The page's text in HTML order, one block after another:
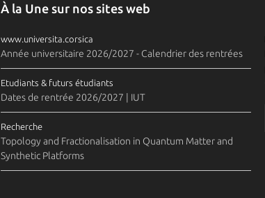
À la Une sur nos sites web
www.universita.corsica
Année universitaire 2026/2027 - Calendrier des rentrées
Etudiants & futurs étudiants
Dates de rentrée 2026/2027 | IUT
Recherche
Topology and Fractionalisation in Quantum Matter and
Synthetic Platforms